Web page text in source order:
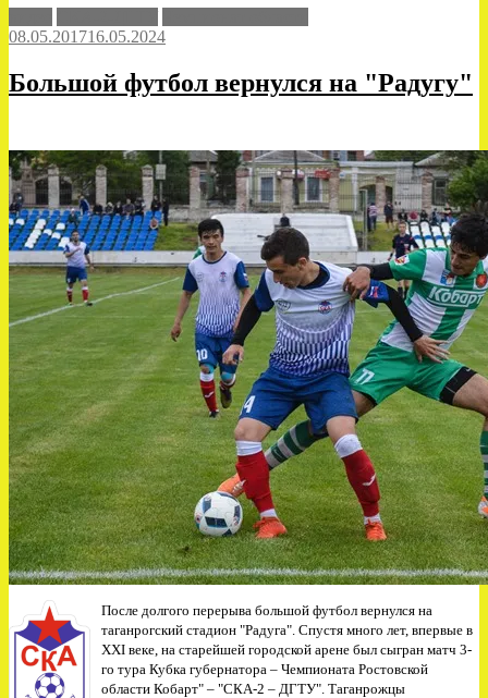
08.05.201716.05.2024
Большой футбол вернулся на "Радугу"
После долгого перерыва большой футбол вернулся на
таганрогский стадион "Радуга". Спустя много лет, впервые в
XXI веке, на старейшей городской арене был сыгран матч 3-
го тура Кубка губернатора – Чемпионата Ростовской
области Кобарт" – "СКА-2 – ДГТУ". Таганрожцы